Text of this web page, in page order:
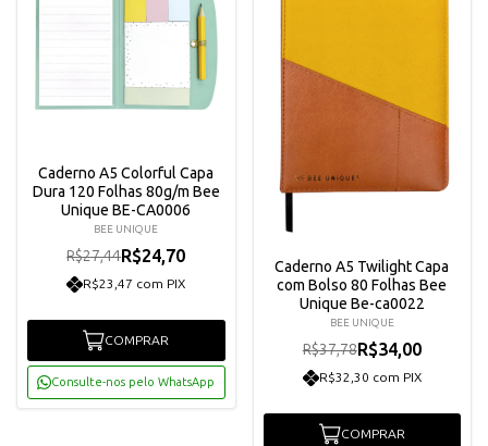
Caderno A5 Colorful Capa
Dura 120 Folhas 80g/m Bee
Unique BE-CA0006
BEE UNIQUE
R$27,44R$24,70
R$23,47 com PIX
COMPRAR
Consulte-nos pelo WhatsApp
Caderno A5 Twilight Capa
com Bolso 80 Folhas Bee
Unique Be-ca0022
BEE UNIQUE
R$37,78R$34,00
R$32,30 com PIX
COMPRAR